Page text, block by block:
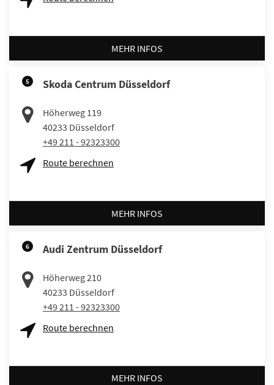
MEHR INFOS
5 Skoda Centrum Düsseldorf
Höherweg 119
40233 Düsseldorf
+49 211 - 92323300
Route berechnen
MEHR INFOS
6 Audi Zentrum Düsseldorf
Höherweg 210
40233 Düsseldorf
+49 211 - 92323300
Route berechnen
MEHR INFOS